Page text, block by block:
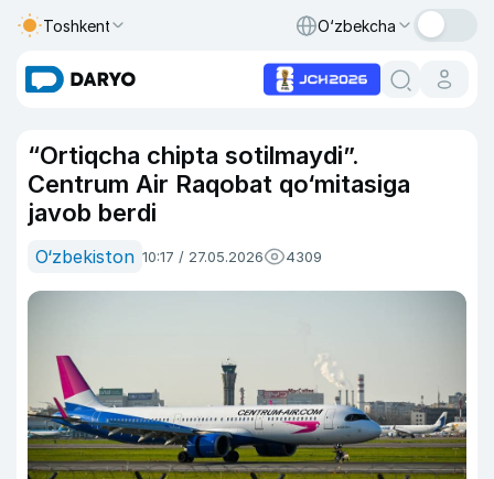
Toshkent O‘zbekcha
“Ortiqcha chipta sotilmaydi”.
Centrum Air Raqobat qo‘mitasiga
javob berdi
O‘zbekiston 10:17 / 27.05.2026 4309